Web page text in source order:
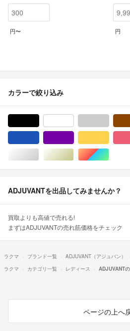
円〜 円
カラーで絞り込み
シルバー/銀色系ゴールド/金色系マルチ
ADJUVANTを出品してみませんか？
買取よりも高値で売れる!
まずはADJUVANTの売れ筋価格をチェック
ラクマ ブランド一覧 ADJUVANT（アジュバン）
ラクマ
カテゴリ一覧 レディース ADJUVANT
ページの上へ